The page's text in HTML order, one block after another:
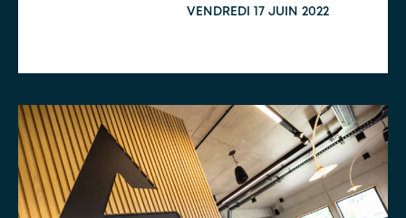
VENDREDI 17 JUIN 2022